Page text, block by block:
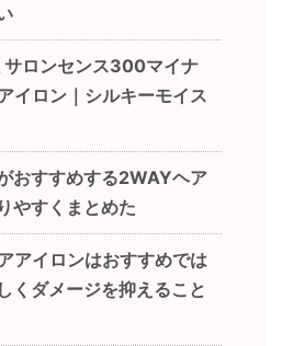
サロンセンス300マイナ
イロン｜シルキーモイス
おすすめする2WAYヘア
やすくまとめた
アイロンはおすすめでは
くダメージを抑えること